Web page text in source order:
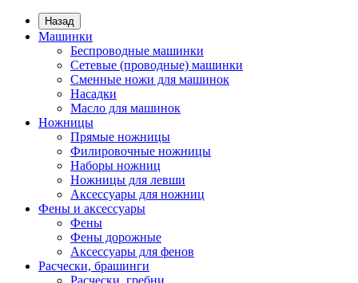
Назад
Машинки
Беспроводные машинки
Сетевые (проводные) машинки
Сменные ножи для машинок
Насадки
Масло для машинок
Ножницы
Прямые ножницы
Филировочные ножницы
Наборы ножниц
Ножницы для левши
Аксессуары для ножниц
Фены и аксессуары
Фены
Фены дорожные
Аксессуары для фенов
Расчески, брашинги
Расчески, гребни